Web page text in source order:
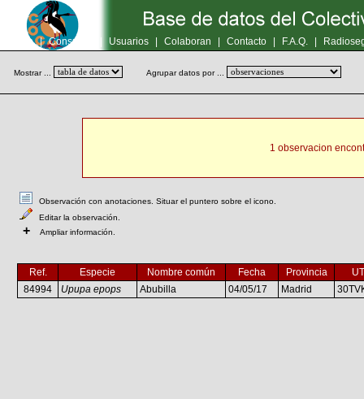
Inicio | Consultas Usuarios Colaboran Contacto F.A.Q.
Mostrar ... Agrupar datos por ...
1 observacion
Observación con anotaciones. Situar el puntero sobre el icono.
Editar la observación.
+ Ampliar información.
Ref. Especie Nombre común Fecha Provincia
84994
Upupa epops Abubilla 04/05/17 Madrid